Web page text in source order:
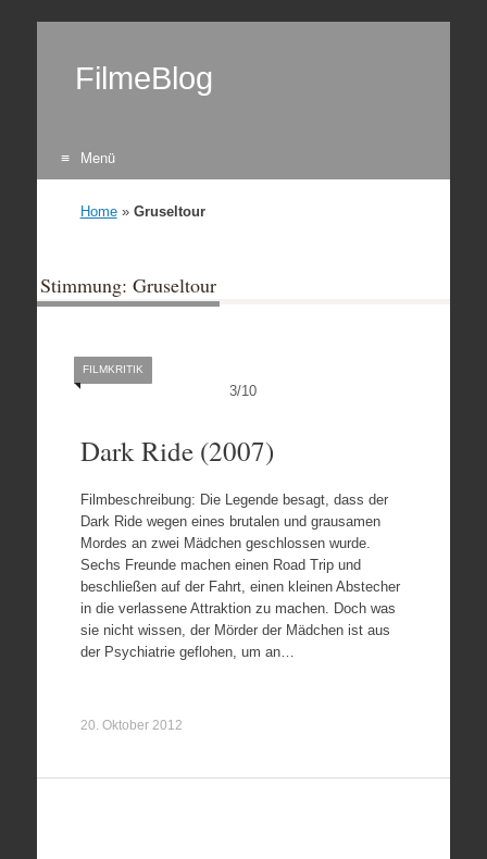
FilmeBlog
Menü
Home» Gruseltour
Stimmung: Gruseltour
3/10
FILMKRITIK
Dark Ride (2007)
Filmbeschreibung: Die Legende besagt, dass der
Dark Ride wegen eines brutalen und grausamen
Mordes an zwei Mädchen geschlossen wurde.
Sechs Freunde machen einen Road Trip und
beschließen auf der Fahrt, einen kleinen Abstecher
in die verlassene Attraktion zu machen. Doch was
sie nicht wissen, der Mörder der Mädchen ist aus
der Psychiatrie geflohen, um an…
20. Oktober 2012